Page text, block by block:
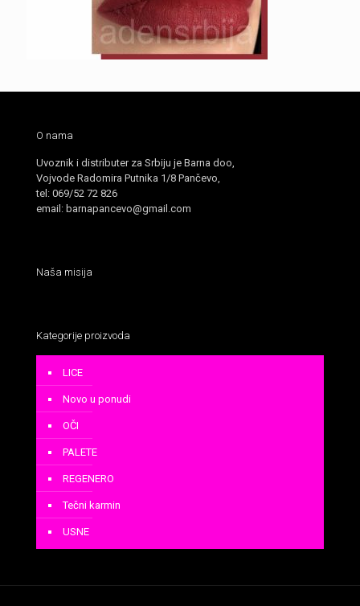
O nama
Uvoznik i distributer za Srbiju je Barna doo,
Vojvode Radomira Putnika 1/8 Pančevo,
tel: 069/52 72 826
email: barnapancevo@gmail.com
Naša misija
Kategorije proizvoda
LICE
Novo u ponudi
OČI
PALETE
REGENERO
Tečni karmin
USNE